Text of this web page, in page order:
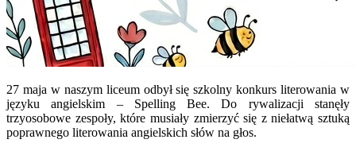
27 maja w naszym liceum odbył się szkolny konkurs literowania w
języku angielskim – Spelling Bee. Do rywalizacji stanęły
trzyosobowe zespoły, które musiały zmierzyć się z niełatwą sztuką
poprawnego literowania angielskich słów na głos.